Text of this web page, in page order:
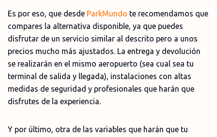
Es por eso, que desde ParkMundo te recomendamos que
compares la alternativa disponible, ya que puedes
disfrutar de un servicio similar al descrito pero a unos
precios mucho más ajustados. La entrega y devolución
se realizarán en el mismo aeropuerto (sea cual sea tu
terminal de salida y llegada), instalaciones con altas
medidas de seguridad y profesionales que harán que
disfrutes de la experiencia.
Y por último, otra de las variables que harán que tu